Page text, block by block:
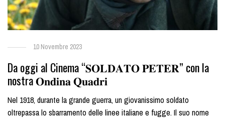
10 Novembre 2023
Da oggi al Cinema “𝐒𝐎𝐋𝐃𝐀𝐓𝐎 𝐏𝐄𝐓𝐄𝐑” con la
nostra 𝐎𝐧𝐝𝐢𝐧𝐚 𝐐𝐮𝐚𝐝𝐫𝐢
Nel 1918, durante la grande guerra, un giovanissimo soldato
oltrepassa lo sbarramento delle linee italiane e fugge. Il suo nome